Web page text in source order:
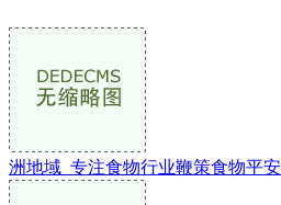
洲地域_专注食物行业鞭策食物平